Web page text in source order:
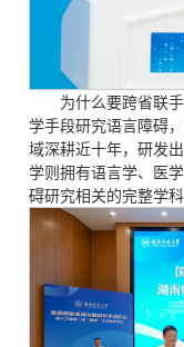
为什么要跨省联
学手段研究语言障碍
域深耕近十年，研发
学则拥有语言学、医
碍研究相关的完整学科